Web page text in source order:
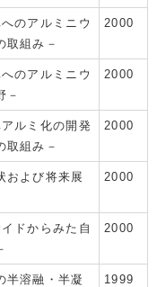
のアルミニウ
取組み－
2000
のアルミニウ
－
2000
ルミ化の開発
取組み－
2000
および将来展
2000
ドからみた自
2000
半溶融・半凝
1999